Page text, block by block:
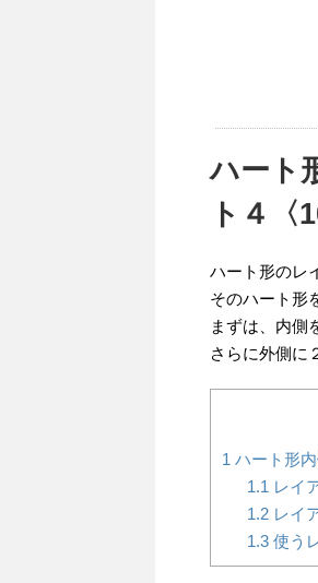
ハート
ト４〈
ハート形のレ
そのハート形
まずは、内側
さらに外側に
1 ハート形
1.1 レイ
1.2レイ
1.3使う